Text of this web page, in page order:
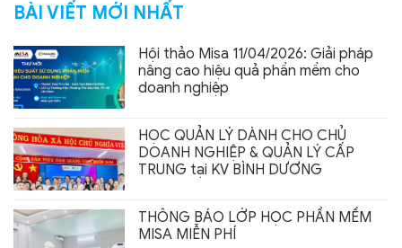
BÀI VIẾT MỚI NHẤT
Hội thảo Misa 11/04/2026: Giải pháp
nâng cao hiệu quả phần mềm cho
doanh nghiệp
HỌC QUẢN LÝ DÀNH CHO CHỦ
DOANH NGHIỆP & QUẢN LÝ CẤP
TRUNG tại KV BÌNH DƯƠNG
THÔNG BÁO LỚP HỌC PHẦN MỀM
MISA MIỄN PHÍ